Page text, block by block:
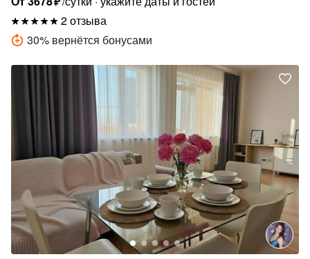
2 отзыва
30% вернётся бонусами